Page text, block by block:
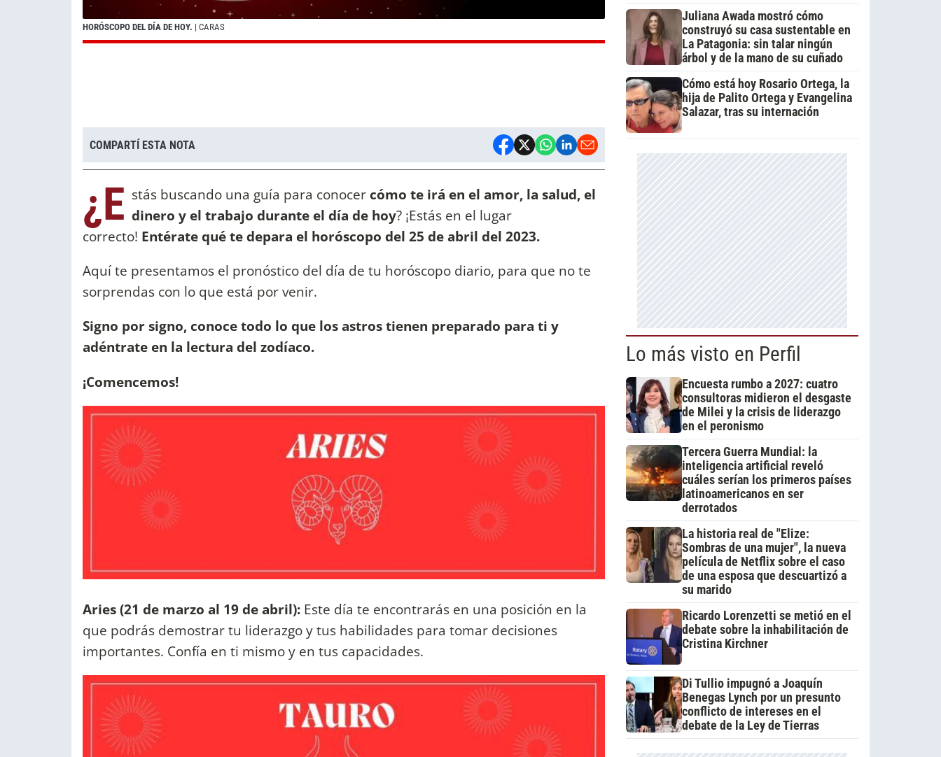
HORÓSCOPO DEL DÍA DE HOY. | CARAS
COMPARTÍ ESTA NOTA
¿E stás buscando una guía para conocer cómo te irá en el amor, la salud, el
dinero y el trabajo durante el día de hoy? ¡Estás en el lugar
correcto! Entérate qué te depara el horóscopo del 25 de abril del 2023.
Aquí te presentamos el pronóstico del día de tu horóscopo diario, para que no te
sorprendas con lo que está por venir.
Signo por signo, conoce todo lo que los astros tienen preparado para ti y
adéntrate en la lectura del zodíaco.
¡Comencemos!
Aries (21 de marzo al 19 de abril): Este día te encontrarás en una posición en la
que podrás demostrar tu liderazgo y tus habilidades para tomar decisiones
importantes. Confía en ti mismo y en tus capacidades.
Juliana Awada mostró cómo
construyó su casa sustentable en
La Patagonia: sin talar ningún
árbol y de la mano de su cuñado
Cómo está hoy Rosario Ortega, la
hija de Palito Ortega y Evangelina
Salazar, tras su internación
Lo más visto en Perfil
Encuesta rumbo a 2027: cuatro
consultoras midieron el desgaste
de Milei y la crisis de liderazgo
en el peronismo
Tercera Guerra Mundial: la
inteligencia artificial reveló
cuáles serían los primeros países
latinoamericanos en ser
derrotados
La historia real de "Elize:
Sombras de una mujer", la nueva
película de Netflix sobre el caso
de una esposa que descuartizó a
su marido
Ricardo Lorenzetti se metió en el
debate sobre la inhabilitación de
Cristina Kirchner
Di Tullio impugnó a Joaquín
Benegas Lynch por un presunto
conflicto de intereses en el
debate de la Ley de Tierras